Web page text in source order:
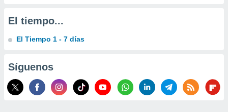
El tiempo...
El Tiempo 1 - 7 días
Síguenos